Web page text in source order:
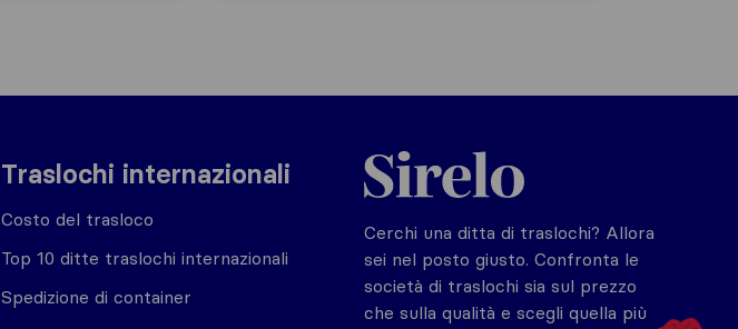
Traslochi internazionali
Costo del trasloco
Top 10 ditte traslochi internazionali
Spedizione di container
Sirelo.it
Cerchi una ditta di traslochi? Allora
sei nel posto giusto. Confronta le
società di traslochi sia sul prezzo
che sulla qualità e scegli quella più